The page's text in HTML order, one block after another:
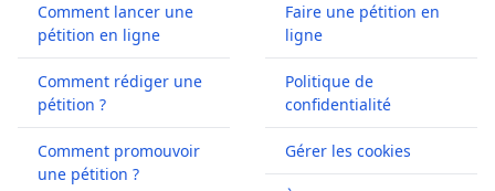
Comment lancer une
pétition en ligne
Comment rédiger une
pétition ?
Comment promouvoir
une pétition ?
Faire une pétition en
ligne
Politique de
confidentialité
Gérer les cookies